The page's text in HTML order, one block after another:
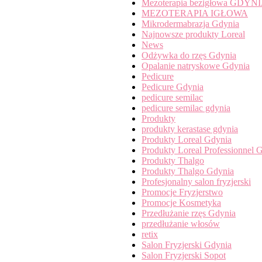
Mezoterapia bezigłowa
MEZOTERAPIA IGŁOWA
Mikrodermabrazja Gdynia
Najnowsze produkty Loreal
News
Odżywka do rzęs Gdynia
Opalanie natryskowe Gdynia
Pedicure
Pedicure Gdynia
pedicure semilac
pedicure semilac gdynia
Produkty
produkty kerastase gdynia
Produkty Loreal Gdynia
Produkty Loreal Professionnel
Produkty Thalgo
Produkty Thalgo Gdynia
Profesjonalny salon fryzjerski
Promocje Fryzjerstwo
Promocje Kosmetyka
Przedłużanie rzęs Gdynia
przedłużanie włosów
retix
Salon Fryzjerski Gdynia
Salon Fryzjerski Sopot